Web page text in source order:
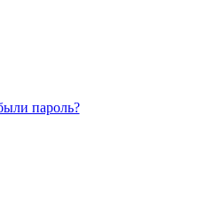
пароль?